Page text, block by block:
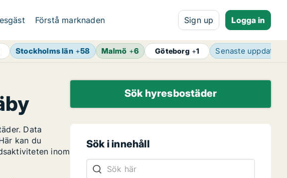
Förstå marknaden Sign up Logga in
Stockholms län+58 Malmö +6 Göteborg+1 Senaste
Data
kan du
inom
Sök hyresbostäder
Sök i innehåll